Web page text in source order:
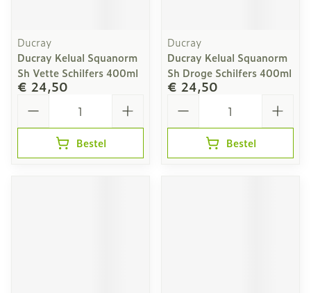
Ducray
Ducray Kelual Squanorm
Sh Vette Schilfers 400ml
€ 24,50
Bestel
Ducray
Ducray Kelual Squanorm
Sh Droge Schilfers 400ml
€ 24,50
Bestel